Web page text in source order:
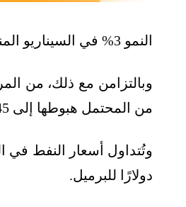
النمو 3% في السيناريو المنخفض، وذلك بحلول عام 2050.
من المحتمل هبوطها إلى 45 دولارًا في السيناريو المنخفض، بحلول منتصف القرن الحالي، وفقًا للتقرير.
دولارًا للبرميل.